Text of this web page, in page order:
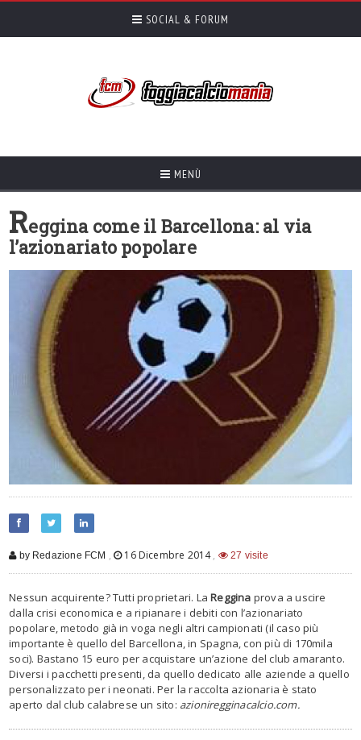
SOCIAL & FORUM
MENÙ
Reggina come il Barcellona: al via
l’azionariato popolare
by Redazione FCM , 16 Dicembre 2014, 27 visite
Nessun acquirente? Tutti proprietari. LaReggina prova a uscire
dalla crisi economica e a ripianare i debiti con l’azionariato
popolare, metodo già in voga negli altri campionati (il caso più
importante è quello del Barcellona, in Spagna, con più di 170mila
soci). Bastano 15 euro per acquistare un’azione del club amaranto.
Diversi i pacchetti presenti, da quello dedicato alle aziende a quello
personalizzato per i neonati. Per la raccolta azionaria è stato
aperto dal club calabrese un sito: azioniregginacalcio.com.